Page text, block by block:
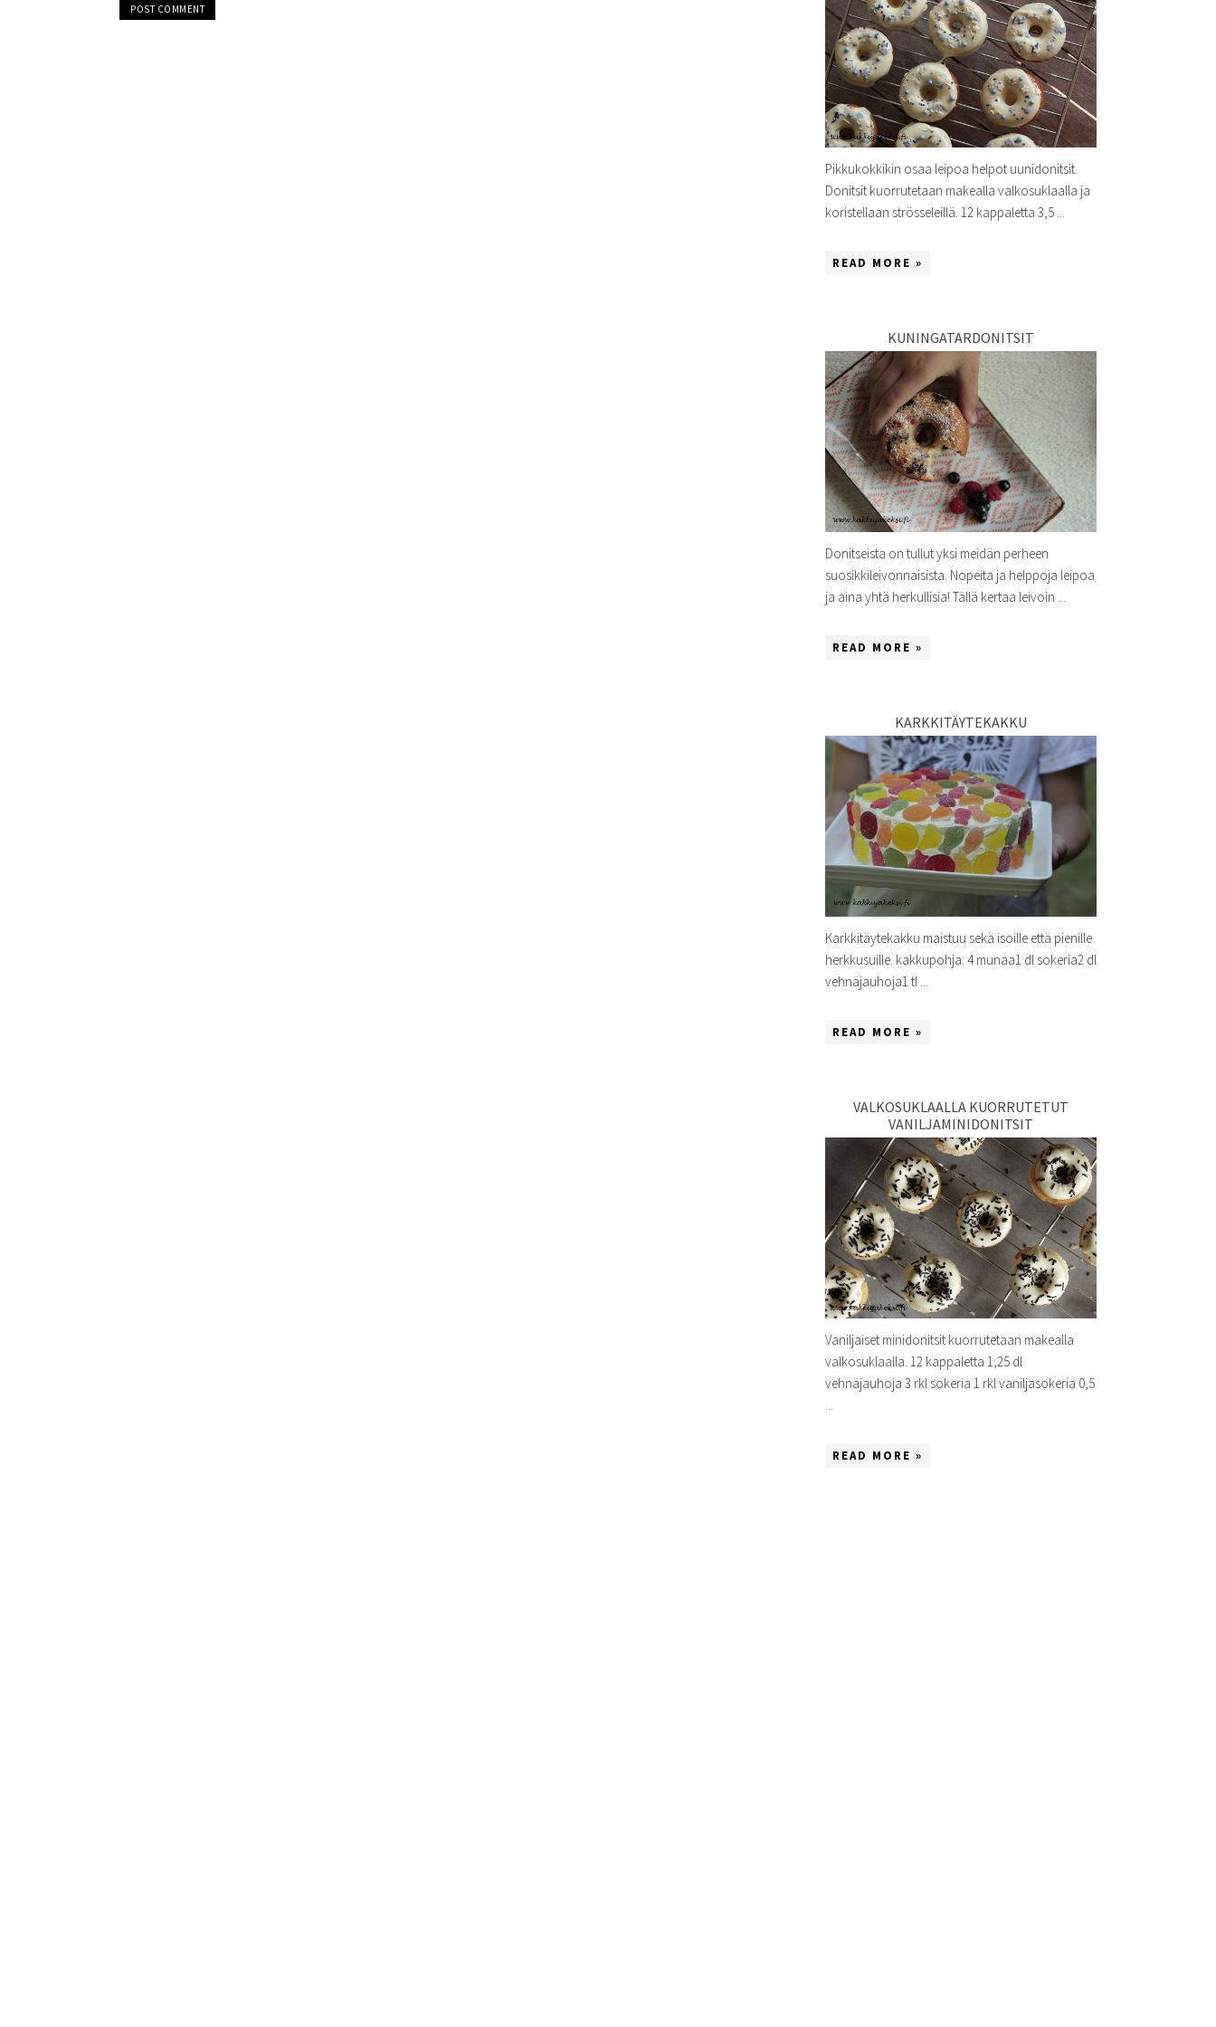
Pikkukokkikin osaa leipoa helpot uunidonitsit.
Donitsit kuorrutetaan makealla valkosuklaalla ja
koristellaan strösseleillä. 12 kappaletta 3,5 ...
READ MORE »
KUNINGATARDONITSIT
Donitseista on tullut yksi meidän perheen
suosikkileivonnaisista. Nopeita ja helppoja leipoa
ja aina yhtä herkullisia! Tällä kertaa leivoin ...
READ MORE »
KARKKITÄYTEKAKKU
Karkkitäytekakku maistuu sekä isoille että pienille
herkkusuille. kakkupohja: 4 munaa1 dl sokeria2 dl
vehnäjauhoja1 tl ...
READ MORE »
VALKOSUKLAALLA KUORRUTETUT
VANILJAMINIDONITSIT
Vaniljaiset minidonitsit kuorrutetaan makealla
valkosuklaalla. 12 kappaletta 1,25 dl
vehnäjauhoja 3 rkl sokeria 1 rkl vaniljasokeria 0,5
...
READ MORE »